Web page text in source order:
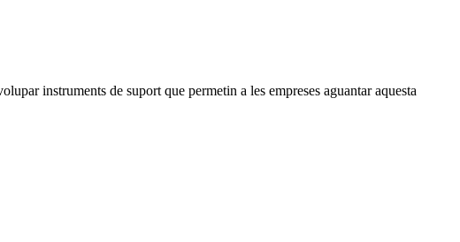
instruments de suport que permetin a les empreses aguantar aquesta